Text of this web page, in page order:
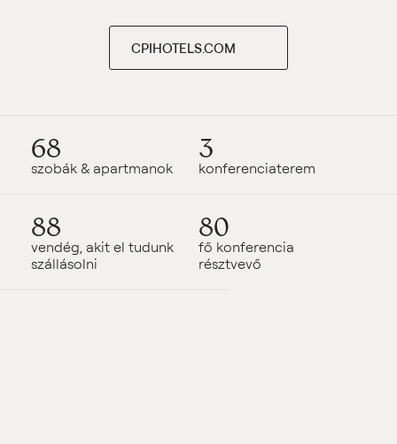
CPIHOTELS.COM
68
szobák & apartmanok
3
konferenciaterem
88
vendég, akit el tudunk
szállásolni
80
fő konferencia
résztvevő